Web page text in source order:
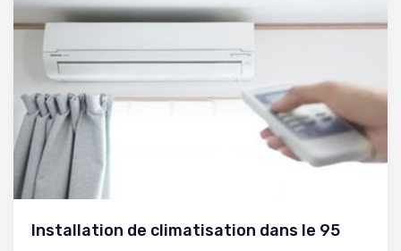
Installation de climatisation dans le 95